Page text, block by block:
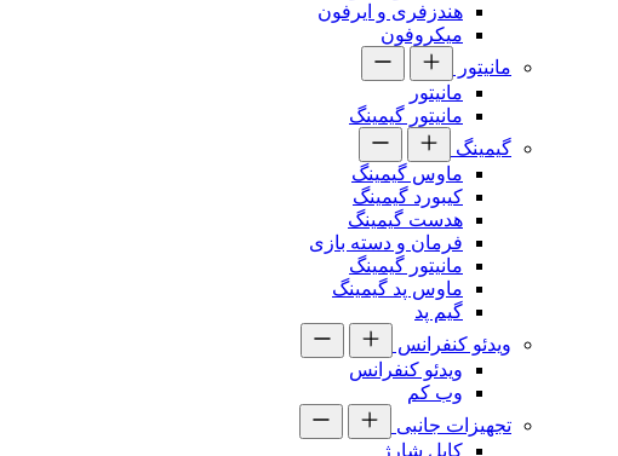
هندزفری و ایرفون
میکروفون
مانیتور
مانیتور
مانیتور گیمینگ
گیمینگ
ماوس گیمینگ
کیبورد گیمینگ
هدست گیمینگ
فرمان و دسته بازی
مانیتور گیمینگ
ماوس پد گیمینگ
گیم پد
ویدئو کنفرانس
ویدئو کنفرانس
وب کم
تجهیزات جانبی
کابل شارژ